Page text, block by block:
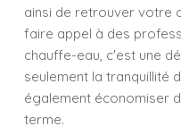
ainsi de retrouver votre
faire appel à des
chauffe-eau, c'est une
seulement la tranquillité
également économiser
terme.